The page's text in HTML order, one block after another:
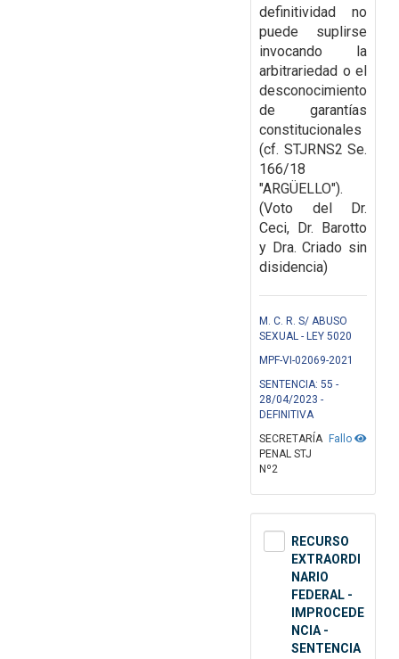
definitividad no
puede suplirse
invocando la
arbitrariedad o el
desconocimiento
de garantías
constitucionales
(cf. STJRNS2 Se.
166/18
"ARGÜELLO").
(Voto del Dr.
Ceci, Dr. Barotto
y Dra. Criado sin
disidencia)
M. C. R. S/ ABUSO
SEXUAL - LEY 5020
MPF-VI-02069-2021
SENTENCIA: 55 -
28/04/2023 -
DEFINITIVA
Fallo
SECRETARÍA
PENAL STJ
Nº2
RECURSO
EXTRAORDI
NARIO
FEDERAL -
IMPROCEDE
NCIA -
SENTENCIA